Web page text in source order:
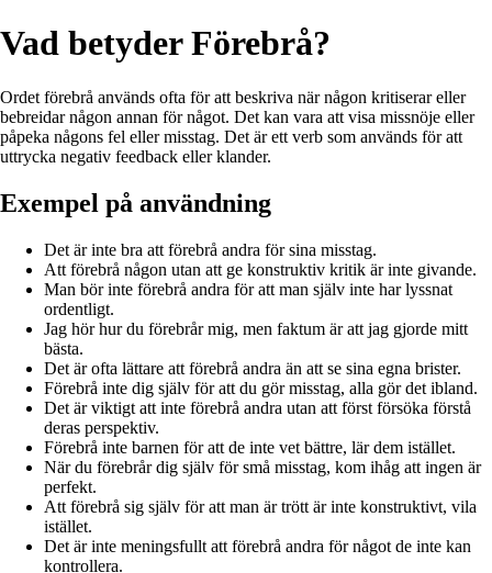
Vad betyder Förebrå?
Ordet förebrå används ofta för att beskriva när någon kritiserar eller
bebreidar någon annan för något. Det kan vara att visa missnöje eller
påpeka någons fel eller misstag. Det är ett verb som används för att
uttrycka negativ feedback eller klander.
Exempel på användning
Det är inte bra att förebrå andra för sina misstag.
Att förebrå någon utan att ge konstruktiv kritik är inte givande.
Man bör inte förebrå andra för att man själv inte har lyssnat
ordentligt.
Jag hör hur du förebrår mig, men faktum är att jag gjorde mitt
bästa.
Det är ofta lättare att förebrå andra än att se sina egna brister.
Förebrå inte dig själv för att du gör misstag, alla gör det ibland.
Det är viktigt att inte förebrå andra utan att först försöka förstå
deras perspektiv.
Förebrå inte barnen för att de inte vet bättre, lär dem istället.
När du förebrår dig själv för små misstag, kom ihåg att ingen är
perfekt.
Att förebrå sig själv för att man är trött är inte konstruktivt, vila
istället.
Det är inte meningsfullt att förebrå andra för något de inte kan
kontrollera.